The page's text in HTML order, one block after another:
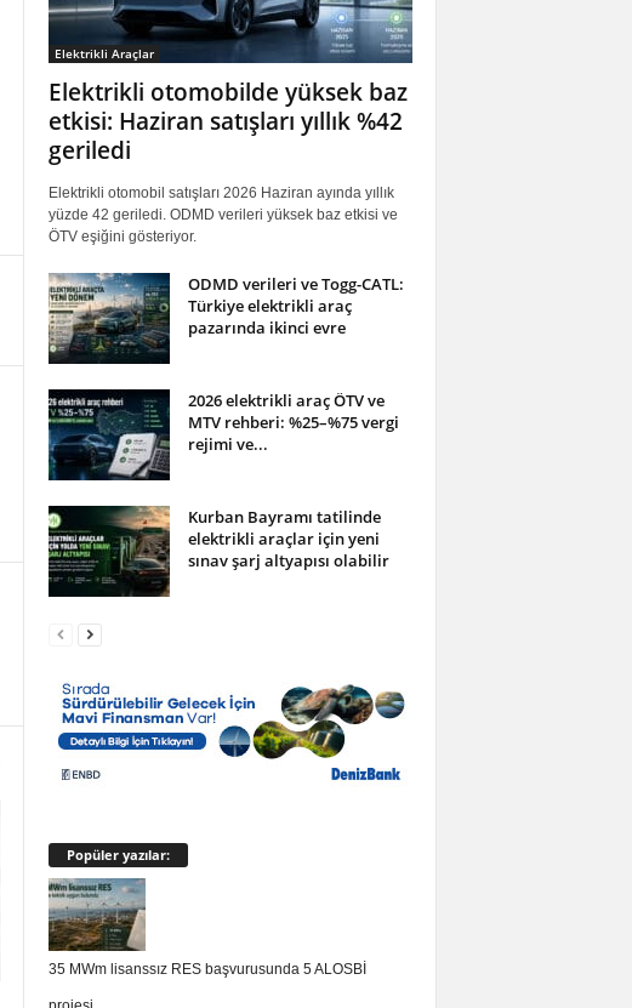
Elektrikli Araçlar
Elektrikli otomobilde yüksek baz
etkisi: Haziran satışları yıllık %42
geriledi
Elektrikli otomobil satışları 2026 Haziran ayında yıllık
yüzde 42 geriledi. ODMD verileri yüksek baz etkisi ve
ÖTV eşiğini gösteriyor.
ODMD verileri ve Togg-CATL:
Türkiye elektrikli araç
pazarında ikinci evre
2026 elektrikli araç ÖTV ve
MTV rehberi: %25–%75 vergi
rejimi ve...
Kurban Bayramı tatilinde
elektrikli araçlar için yeni
sınav şarj altyapısı olabilir
Popüler yazılar:
35 MWm lisanssız RES başvurusunda 5 ALOSBİ